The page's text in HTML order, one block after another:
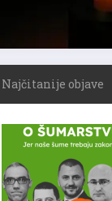
Najčitanije objave